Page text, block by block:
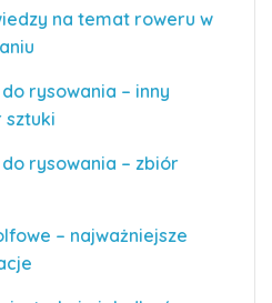
na temat roweru w
rysowania – inny
sztuki
rysowania – zbiór
– najważniejsze